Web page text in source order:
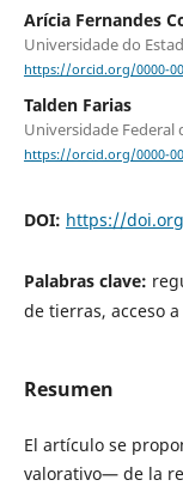
Arícia Fernandes
Universidade do
https://orcid.org/0000-
Talden Farias
Universidade Federal
https://orcid.org/0000-
DOI: https://
Palabras clave:
de tierras, acceso
Resumen
El artículo se
valorativo— de la